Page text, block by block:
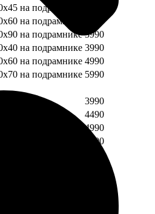
на подрамнике
на подрамнике
на подрамнике 3990
на подрамнике 3990
на подрамнике 4990
на подрамнике 5990
3990
4490
4990
5490